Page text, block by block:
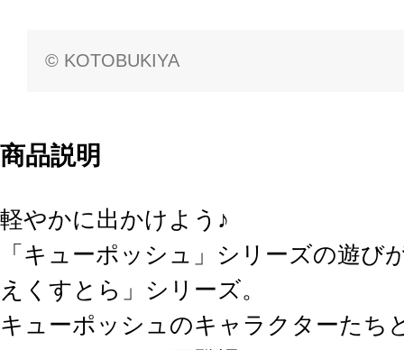
© KOTOBUKIYA
商品説明
軽やかに出かけよう♪
「キューポッシュ」シリーズの遊び
えくすとら」シリーズ。
キューポッシュのキャラクターたち